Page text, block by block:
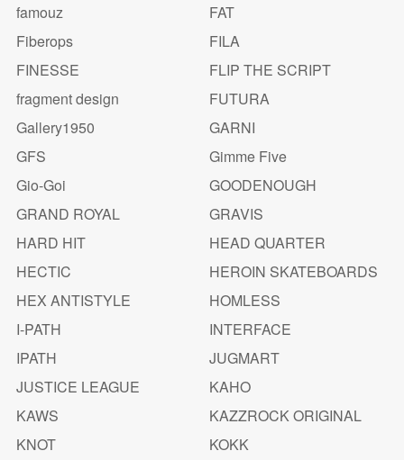
famouz
FAT
Fiberops
FILA
FINESSE
FLIP THE SCRIPT
fragment design
FUTURA
Gallery1950
GARNI
GFS
Gimme Five
Gio-Goi
GOODENOUGH
GRAND ROYAL
GRAVIS
HARD HIT
HEAD QUARTER
HECTIC
HEROIN SKATEBOARDS
HEX ANTISTYLE
HOMLESS
I-PATH
INTERFACE
IPATH
JUGMART
JUSTICE LEAGUE
KAHO
KAWS
KAZZROCK ORIGINAL
KNOT
KOKK